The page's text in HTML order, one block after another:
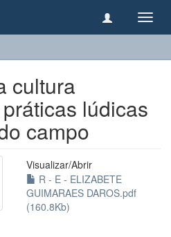
cultura
lúdicas
campo
Visualizar/Abrir
R - E - ELIZABETE
GUIMARAES DAROS.pdf
(160.8Kb)